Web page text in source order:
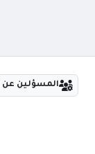
المسؤلين عن